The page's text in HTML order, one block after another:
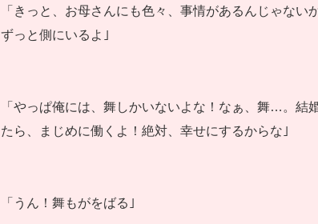
「きっと、お母さんにも色々、事情があるんじゃない
ずっと側にいるよ｣
「やっぱ俺には、舞しかいないよな！なぁ、舞…。結
たら、まじめに働くよ！絶対、幸せにするからな｣
「うん！舞もがをばる｣